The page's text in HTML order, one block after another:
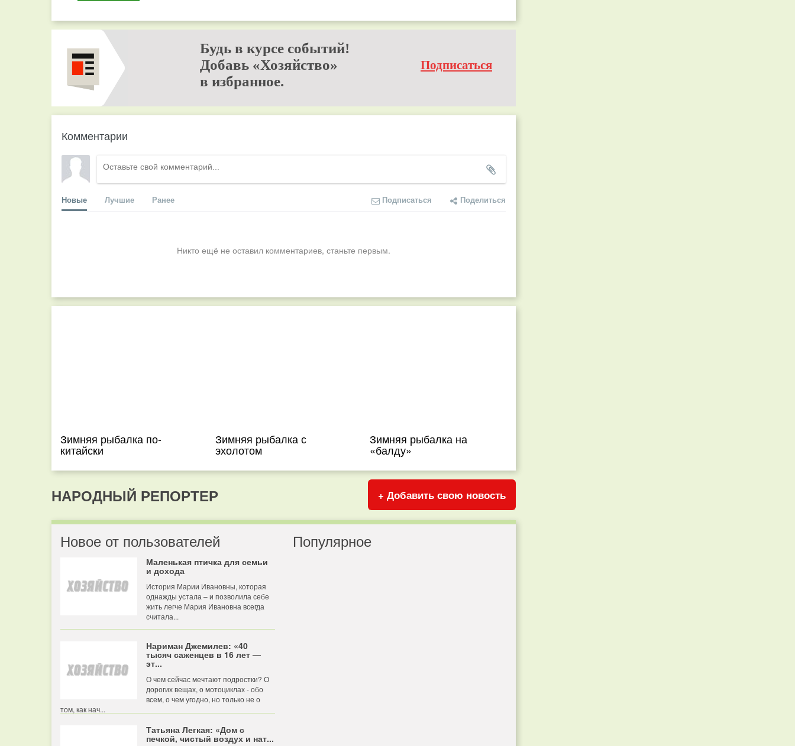
Будь в курсе событий!
Добавь «Хозяйство»
в избранное.
Подписаться
Комментарии
Новые Лучшие Ранее Подписаться Поделиться
Никто ещё не оставил комментариев, станьте первым.
Зимняя рыбалка по-
китайски
Зимняя рыбалка с
эхолотом
Зимняя рыбалка на
«балду»
НАРОДНЫЙ РЕПОРТЕР + Добавить свою новость
Новое от пользователей
Маленькая птичка для семьи
и дохода
История Марии Ивановны, которая
однажды устала – и позволила себе
жить легче Мария Ивановна всегда
считала...
Нариман Джемилев: «40
тысяч саженцев в 16 лет —
эт...
О чем сейчас мечтают подростки? О
дорогих вещах, о мотоциклах - обо
всем, о чем угодно, но только не о
том, как нач...
Татьяна Легкая: «Дом с
печкой, чистый воздух и нат...
Популярное